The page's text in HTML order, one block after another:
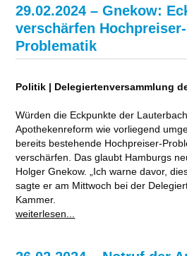
29.02.2024 – Gnekow:
verschärfen Hochpreiser-
Problematik
Politik | Delegiertenversammlung
Würden die Eckpunkte der
Apothekenreform wie vorliegend
bereits bestehende Hochpreiser-
verschärfen. Das glaubt Hamburgs
Holger Gnekow. „Ich warne davor,
sagte er am Mittwoch bei der
Kammer.
weiterlesen...